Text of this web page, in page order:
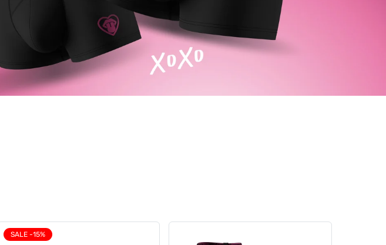
SALE -15%